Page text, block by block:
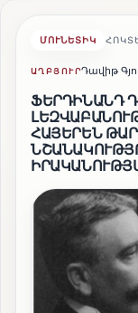
ՄՈՒՆԵՏԻԿ
ԱՂԲՅՈՒՐԴավիթ
ՖԵՐԴԻՆԱՆԴ
ՀԱՅԵՐԵՆ